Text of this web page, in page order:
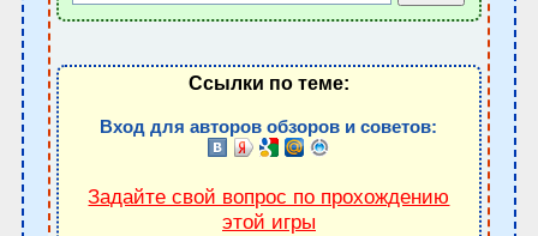
Ссылки по теме:
Вход для авторов обзоров и советов:
Задайте свой вопрос по прохождению
этой игры